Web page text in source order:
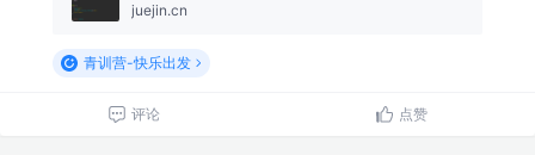
juejin.cn
青训营-快乐出发
评论 点赞